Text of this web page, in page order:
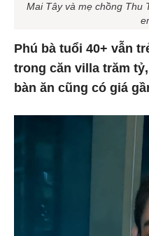
Mai Tây và mẹ chồng Thu
Phú bà tuổi 40+ vẫn
trong căn villa trăm
bàn ăn cũng có giá